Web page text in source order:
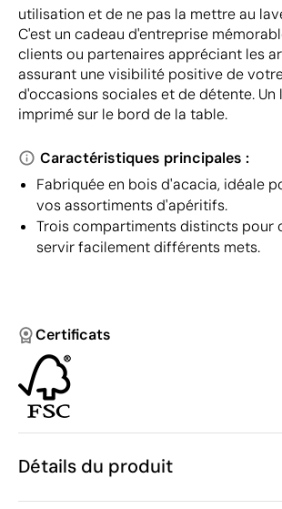
utilisation et de ne pas la mettre au
C'est un cadeau d'entreprise
clients ou partenaires appréciant les
assurant une visibilité positive de
d'occasions sociales et de détente.
imprimé sur le bord de la table.
Caractéristiques principales :
Fabriquée en bois d'acacia, idéale
vos assortiments d'apéritifs.
Trois compartiments distincts pour
servir facilement différents mets.
Certificats
Détails du produit